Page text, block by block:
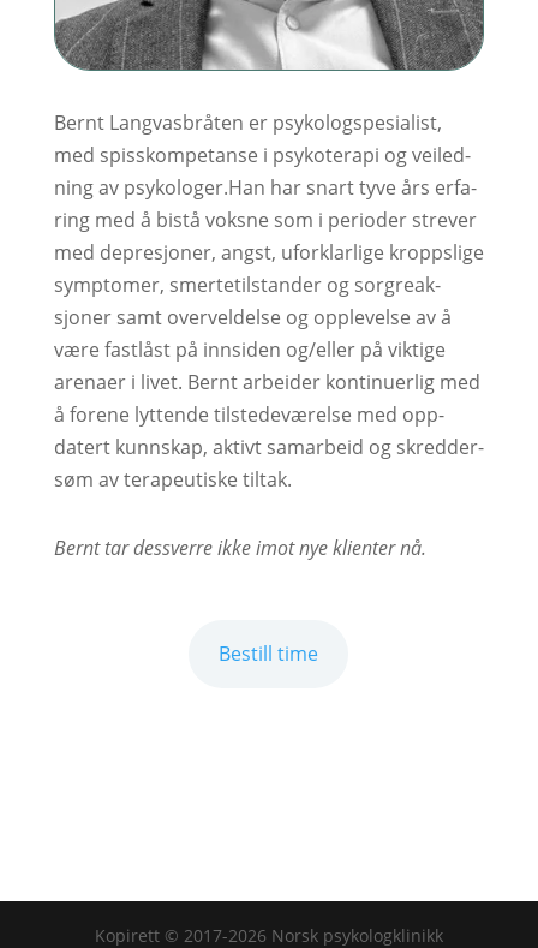
Bernt Langvasbråten er psy­kolog­­spesialist,
med spiss­­­kom­pe­tanse i psy­ko­­te­ra­pi og vei­led­
ning av psy­ko­lo­ger.Han har snart tyve års er­fa­
ring med å bi­stå voks­ne som i peri­o­der stre­ver
med dep­res­joner, angst, ufor­klar­lige kropps­lige
symp­to­mer, smer­te­til­stan­der og sorg­reak­
sjoner samt over­veld­else og opp­le­vel­se av å
være fast­låst på inn­siden og/eller på vik­tige
arena­er i livet. Bernt arbei­der kon­ti­nuer­lig med
å forene lyt­ten­de til­stede­værel­se med opp­
datert kunn­skap, ak­tivt sam­ar­beid og skred­der­
søm av tera­peu­tis­ke til­tak.
Bernt tar dessverre ikke imot nye klienter nå.
Bestill time
Kopirett © 2017-2026 Norsk psykologklinikk